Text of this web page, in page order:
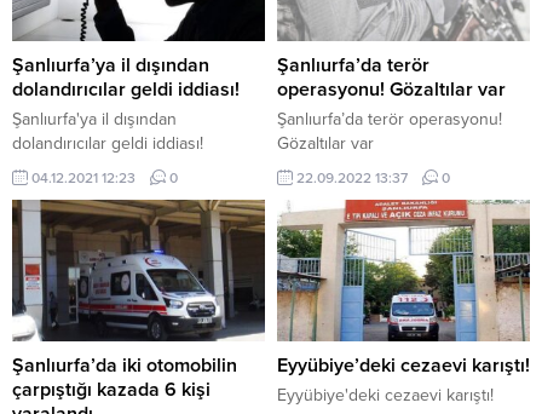
göre okulda ders arasındaki
teneffüste dışarıya çıkan
öğrenciler oyun oynamaya
başladı. Arkadaşlarıyla oyun
oynayan Y.Y. isimli öğrenci bir...
Şanlıurfa’ya il dışından
dolandırıcılar geldi iddiası!
Şanlıurfa'ya il dışından
dolandırıcılar geldi iddiası!
04.12.2021 12:23 0
Şanlıurfa’da terör
operasyonu! Gözaltılar var
Şanlıurfa’da terör operasyonu!
Gözaltılar var
22.09.2022 13:37 0
Şanlıurfa’da iki otomobilin
çarpıştığı kazada 6 kişi
Eyyübiye’deki cezaevi karıştı!
Eyyübiye'deki cezaevi karıştı!